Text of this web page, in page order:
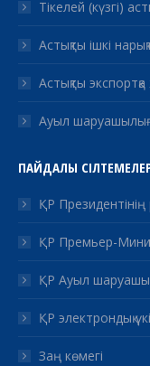
Тікелей (күзгі)
Астықты ішкі
Астықты
Ауыл
ПАЙДАЛЫ
ҚР
ҚР Премьер-
ҚР Ауыл
ҚР электрондық
Заң көмегі